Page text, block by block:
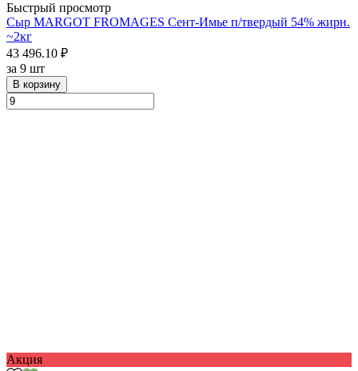
Быстрый просмотр
Сыр MARGOT FROMAGES Сент-Имье п/твердый 54% жирн.
~2кг
43 496.10 ₽
за 9 шт
В корзину
Акция